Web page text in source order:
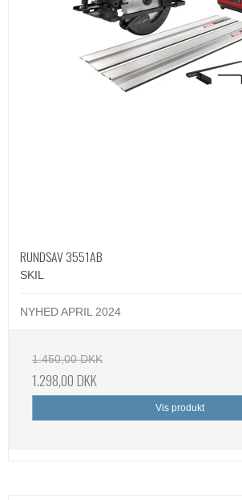
RUNDSAV 3551AB
SKIL
NYHED APRIL 2024
1.450,00 DKK
1.298,00 DKK
Vis produkt